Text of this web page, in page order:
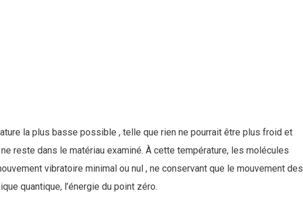
la plus basse possible , telle que rien ne pourrait être plus froid et
ne reste dans le matériau examiné. À cette température, les molécules
vibratoire minimal ou nul , ne conservant que le mouvement des
quantique, l’énergie du point zéro.